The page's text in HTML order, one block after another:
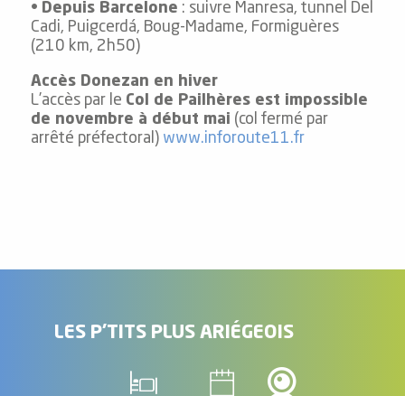
• Depuis Barcelone : suivre Manresa, tunnel Del
Cadi, Puigcerdá, Boug-Madame, Formiguères
(210 km, 2h50)
Accès Donezan en hiver
L’accès par le Col de Pailhères est impossible
de novembre à début mai (col fermé par
arrêté préfectoral) www.inforoute11.fr
empreinte
LES P'TITS PLUS ARIÉGEOIS